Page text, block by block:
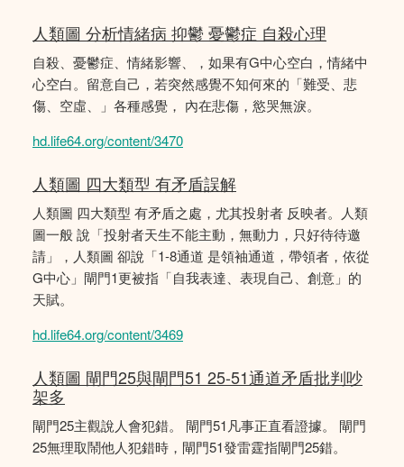
人類圖 分析情緒病 抑鬱 憂鬱症 自殺心理
自殺、憂鬱症、情緒影響、，如果有G中心空白，情緒中
心空白。留意自己，若突然感覺不知何來的「難受、悲
傷、空虛、」各種感覺， 內在悲傷，慾哭無淚。
hd.life64.org/content/3470
人類圖 四大類型 有矛盾誤解
人類圖 四大類型 有矛盾之處，尤其投射者 反映者。人類
圖一般 說「投射者天生不能主動，無動力，只好待待邀
請」，人類圖 卻說「1-8通道 是領袖通道，帶領者，依從
G中心」閘門1更被指「自我表達、表現自己、創意」的
天賦。
hd.life64.org/content/3469
人類圖 閘門25與閘門51 25-51通道矛盾批判吵
架多
閘門25主觀說人會犯錯。 閘門51凡事正直看證據。 閘門
25無理取鬧他人犯錯時，閘門51發雷霆指閘門25錯。